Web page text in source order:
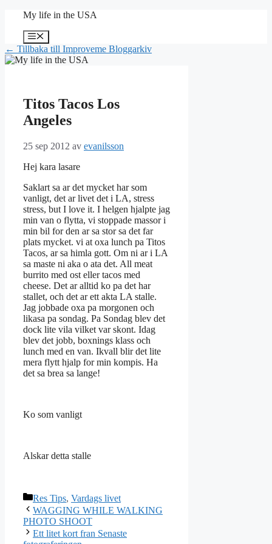
Hoppa
innehåll
My life in the USA
Meny
← Tillbaka till Improveme Bloggarkiv
Titos Tacos Los
Angeles
25 sep 2012 av evanilsson
Hej kara lasare
Saklart sa ar det mycket har som
vanligt, det ar livet det i LA, stress
stress, but I love it. I helgen hjalpte jag
min van o flytta, vi stoppade massor i
min bil for den ar sa stor sa det far
plats mycket. vi at oxa lunch pa Titos
Tacos, ar sa himla gott. Om ni ar i LA
sa maste ni aka o ata det. All meat
burrito med ost eller tacos med
cheese. Det ar alltid ko pa det har
stallet, och det ar ett akta LA stalle.
Jag jobbade oxa pa morgonen och
likasa pa sondag. Pa Sondag blev det
dock lite vila vilket var skont. Idag
blev det jobb, boxnings klass och
lunch med en van. Ikvall blir det lite
mera flytt hjalp for min kompis. Ha
det sa brea sa lange!
Ko som vanligt
Alskar detta stalle
Kategorier
Res Tips, Vardags livet
WAGGING WHILE WALKING
PHOTO SHOOT
Ett litet kort fran Senaste